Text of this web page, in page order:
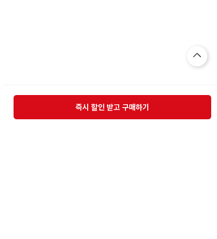
즉시 할인 받고 구매하기